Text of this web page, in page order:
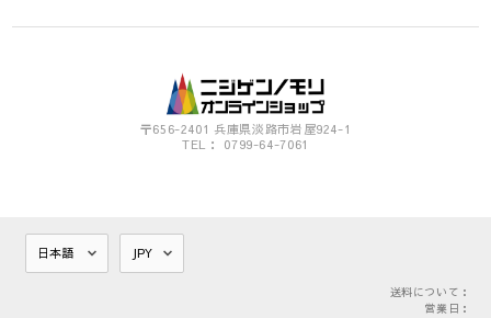
〒656-2401 兵庫県淡路市岩屋924-1
TEL： 0799-64-7061
送料について：
営業日：